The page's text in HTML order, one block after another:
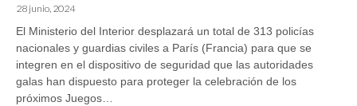
28 junio, 2024
El Ministerio del Interior desplazará un total de 313 policías
nacionales y guardias civiles a París (Francia) para que se
integren en el dispositivo de seguridad que las autoridades
galas han dispuesto para proteger la celebración de los
próximos Juegos…